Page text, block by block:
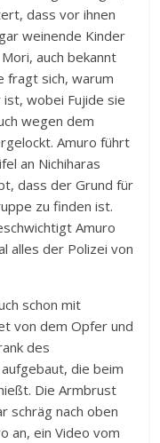
dass vor ihnen
weinende Kinder
auch bekannt
fragt sich, warum
wobei Fujide sie
wegen dem
Amuro führt
an Nichiharas
dass der Grund für
zu finden ist.
Amuro
alles der Polizei von
schon mit
von dem Opfer und
des
die beim
Die Armbrust
schräg nach oben
an, ein Video vom